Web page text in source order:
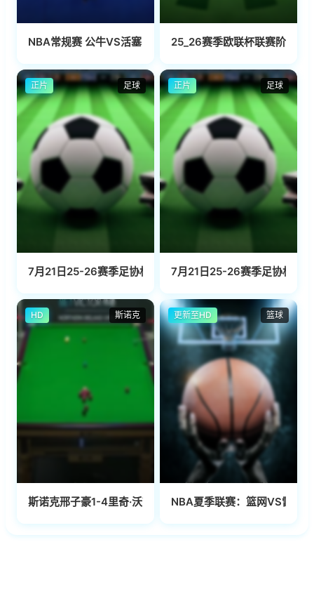
NBA常规赛 公牛VS活塞 2024111925_26赛季欧联杯联赛阶段第
足球
正片
7月21日25-26赛季足协杯 上海海港VS深圳新鹏城
足球
正片
7月21日25-26赛季足协杯 重
斯诺克
HD
斯诺克邢子豪1-4里奇·沃顿20231026(李照)
篮球
更新至HD
NBA夏季联赛：篮网VS雷霆